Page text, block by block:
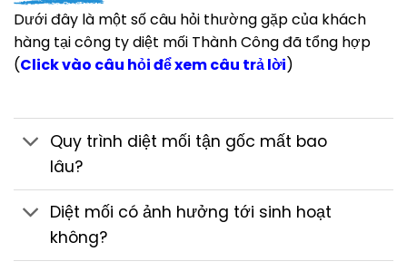
Dưới đây là một số câu hỏi thường gặp của khách
hàng tại công ty diệt mối Thành Công đã tổng hợp
(Click vào câu hỏi để xem câu trả lời)
Quy trình diệt mối tận gốc mất bao
lâu?
Diệt mối có ảnh hưởng tới sinh hoạt
không?